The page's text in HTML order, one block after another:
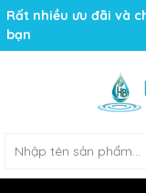
Rất nhiều ưu đãi và
bạn